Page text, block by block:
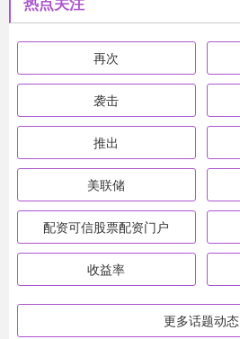
再次
袭击
推出
美联储
配资可信股票配资门户
收益率
更多话题动态